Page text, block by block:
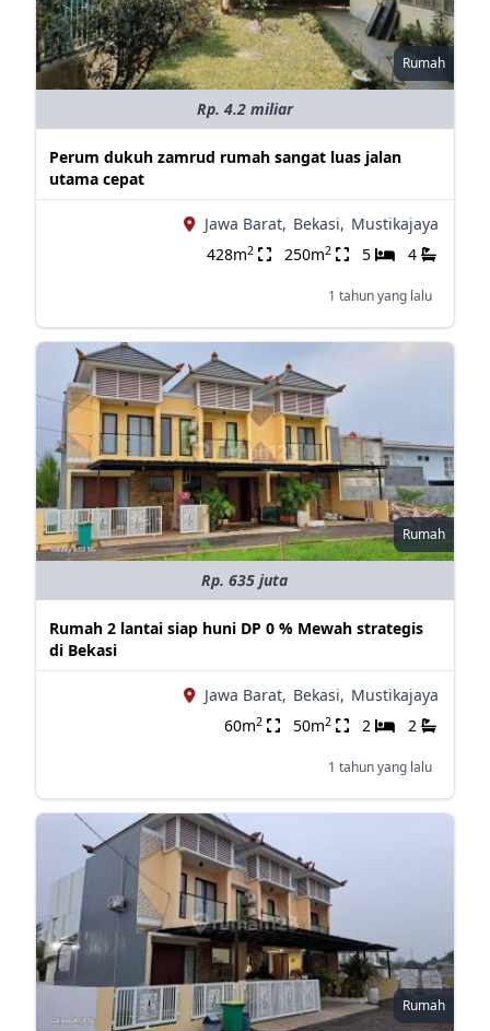
Rumah
Rp. 4.2 miliar
Perum dukuh zamrud rumah sangat luas jalan
utama cepat
Jawa Barat, Bekasi, Mustikajaya
428m2 250m2 5 4
1 tahun yang lalu
Rumah
Rp. 635 juta
Rumah 2 lantai siap huni DP 0 % Mewah strategis
di Bekasi
Jawa Barat, Bekasi, Mustikajaya
60m2 50m2 2 2
1 tahun yang lalu
Rumah